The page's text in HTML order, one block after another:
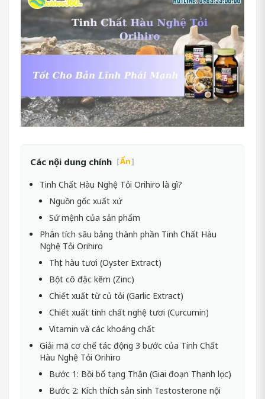
Các nội dung chính [Ẩn]
Tinh Chất Hàu Nghệ Tỏi Orihiro là gì?
Nguồn gốc xuất xứ
Sứ mệnh của sản phẩm
Phân tích sâu bảng thành phần Tinh Chất Hàu
Nghệ Tỏi Orihiro
Thịt hàu tươi (Oyster Extract)
Bột cô đặc kẽm (Zinc)
Chiết xuất từ củ tỏi (Garlic Extract)
Chiết xuất tinh chất nghệ tươi (Curcumin)
Vitamin và các khoáng chất
Giải mã cơ chế tác động 3 bước của Tinh Chất
Hàu Nghệ Tỏi Orihiro
Bước 1: Bồi bổ tạng Thận (Giai đoạn Thanh lọc)
Bước 2: Kích thích sản sinh Testosterone nội